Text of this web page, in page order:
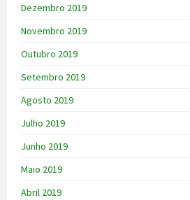
Dezembro 2019
Novembro 2019
Outubro 2019
Setembro 2019
Agosto 2019
Julho 2019
Junho 2019
Maio 2019
Abril 2019